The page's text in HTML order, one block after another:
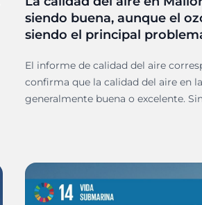
siendo buena, aunque el
siendo el principal
El informe de calidad del aire
confirma que la calidad del aire en
generalmente buena o excelente.